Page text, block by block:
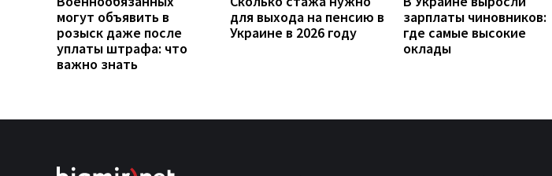
могут объявить в
розыск даже после
уплаты штрафа: что
важно знать
для выхода на пенсию в
Украине в 2026 году
зарплаты чиновников:
где самые высокие
оклады